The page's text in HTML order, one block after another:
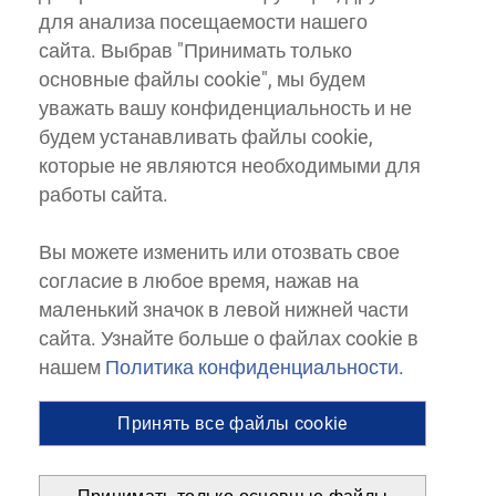
для анализа посещаемости нашего
сайта. Выбрав "Принимать только
основные файлы cookie", мы будем
уважать вашу конфиденциальность и не
будем устанавливать файлы cookie,
которые не являются необходимыми для
работы сайта.
Вы можете изменить или отозвать свое
согласие в любое время, нажав на
маленький значок в левой нижней части
сайта. Узнайте больше о файлах cookie в
нашем Политика конфиденциальности.
Принять все файлы cookie